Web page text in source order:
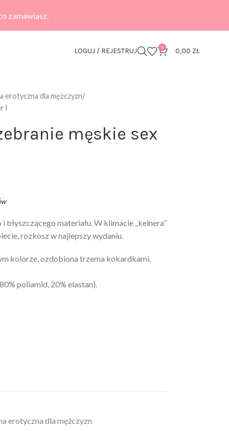
zamawiasz.
LOGUJ / REJESTRUJ 0 0,00 ZŁ
erotyczna dla mężczyzn
l
męskie sex
materiału. W klimacie „kelnera”
rozkosz w najlepszy wydaniu.
kolorze, ozdobiona trzema kokardkami,
poliamid, 20% elastan).
erotyczna dla mężczyzn